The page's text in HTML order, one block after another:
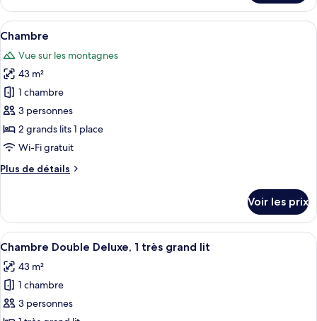
lits
jumeaux
le
type
de
Chambre
Classique
avec
lits
jumeaux
Afficher
toutes
les
photos
pour
ce
type
de
chambre :
Chambre
Literie hypoallergénique, couette en
3
Chambre
Vue sur les montagnes
43 m²
1 chambre
3 personnes
2 grands lits 1 place
Wi-Fi gratuit
Plus de détails
Plus
le
type
de
Chambre
Voir les prix
Afficher
toutes
les
photos
pour
Une chambre d’hôtel avec un
3
Chambre Double Deluxe, 1 très grand lit
43 m²
1 chambre
3 personnes